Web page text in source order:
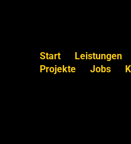
Start Leistungen
Projekte
Jobs